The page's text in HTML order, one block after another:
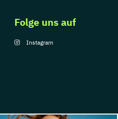
Ökonom/in
Folge uns auf
Instagram